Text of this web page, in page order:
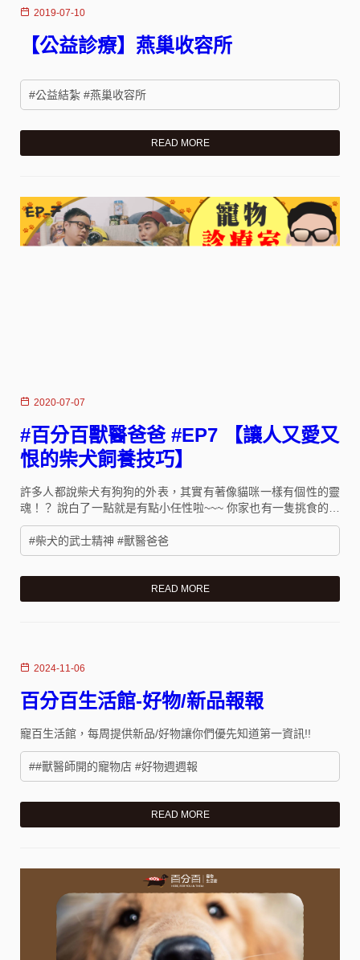
2019-07-10
【公益診療】燕巢收容所
#公益結紮 #燕巢收容所
READ MORE
2020-07-07
#百分百獸醫爸爸 #EP7 【讓人又愛又
恨的柴犬飼養技巧】
許多人都說柴犬有狗狗的外表，其實有著像貓咪一樣有個性的靈
魂！？ 說白了一點就是有點小任性啦~~~ 你家也有一隻挑食的柴
柴嗎？該怎麼讓他願意乖乖吃飯呢？ 要柴柴聽話，先要了解
他！！
#柴犬的武士精神 #獸醫爸爸
READ MORE
2024-11-06
百分百生活館-好物/新品報報
寵百生活館，每周提供新品/好物讓你們優先知道第一資訊!!
##獸醫師開的寵物店 #好物週週報
READ MORE